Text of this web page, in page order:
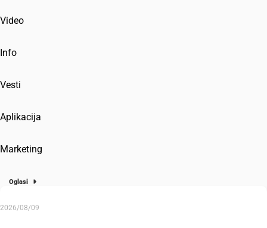
Video
Info
Vesti
Aplikacija
Marketing
Oglasi
2026/08/09